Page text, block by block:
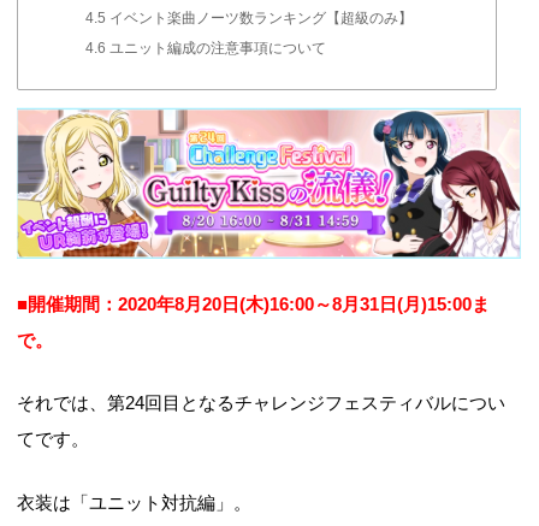
4.5 イベント楽曲ノーツ数ランキング【超級のみ】
4.6 ユニット編成の注意事項について
■開催期間：2020年8月20日(木)16:00～8月31日(月)15:00ま
で。
それでは、第24回目となるチャレンジフェスティバルについ
てです。
衣装は「ユニット対抗編」。